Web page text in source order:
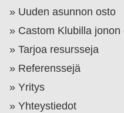
Uuden asunnon osto
Castom Klubilla jonon
Tarjoa resursseja
Referenssejä
Yritys
Yhteystiedot